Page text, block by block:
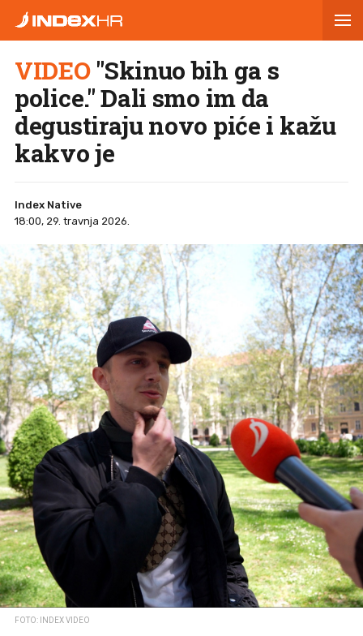
VIDEO"Skinuo bih ga s
police." Dali smo im da
degustiraju novo piće i kažu
kakvo je
Index Native
18:00, 29. travnja 2026.
FOTO: INDEX VIDEO